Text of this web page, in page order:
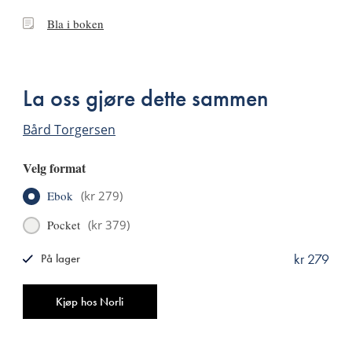
BlaBla i boken
La oss gjøre dette sammen
Bård Torgersen
Velg format
Ebok (kr 279)
Pocket (kr 379)
Kjøp hos Norli
kr 279
På lager